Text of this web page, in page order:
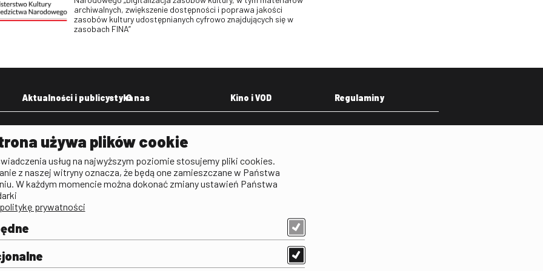
archiwalnych, zwiększenie dostępności i poprawa jakości
zasobów kultury udostępnianych cyfrowo znajdujących się w
zasobach FINA”
i
Aktualności i publicystyka
Aktualności
Publicystyka filmowa
O nas
Deklaracja dostępności
Polityka antykorupcyjna
Praca w FINA
Kino i VOD Regulaminy
używa plików cookie
usług na najwyższym poziomie stosujemy pliki cookies.
z naszej witryny oznacza, że będą one zamieszczane w Państwa
W każdym momencie można dokonać zmiany ustawień Państwa
prywatności